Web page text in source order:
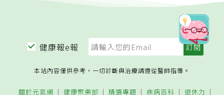
健康報e報
本站內容僅供參考，一切診斷與治療請遵從醫師指導。
關於元氣網 健康聚樂部 精選專題 疾病百科 退休力